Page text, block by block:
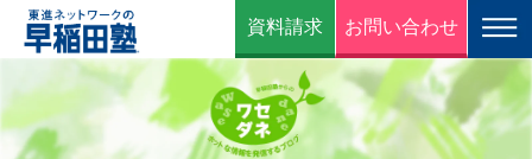
資料請求 お問い合わせ